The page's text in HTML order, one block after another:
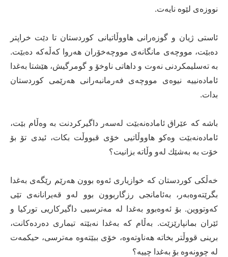
نووزه‌ی لێوه‌ نایەت.
ئاستی ژیان و گوزه‌رانی هاووڵاتیانی كوردستان تا دێت خراپتر
ده‌بێت، مووچه‌ی مانگانه‌ی مووچه‌خۆران هه‌روا كه‌ڵه‌كه‌ ده‌بێت.
به‌ ته‌سلیمكردنی نه‌وت و داهاتی ناوخۆ و گومرگیش، هێشتا به‌غدا
ئاماده‌نییه‌ نیوه‌ی مووچه‌ی فه‌رمانبه‌رانی هه‌رێمی کوردستان
بدات.
باشه‌ كه‌ عێراق ئاماده‌نه‌بێت له‌سه‌ر داگیركردنت به‌ وه‌ڵام بێت،
ئاماده‌نه‌بێت وه‌كو هاووڵاتیی خۆی قبووڵت بكات، ئیدی تۆ بۆ
خۆت به‌ به‌شێك له‌و وڵاته‌ بزانیت؟
خه‌ڵكی كوردستان كه‌ خوازیاری ئه‌وه‌ بوون هه‌رێم رێگه‌ی به‌غدا
بگرێته‌وه‌به‌ر، به‌ئامانجی رزگاربوون بوو له‌و قه‌یرانانه‌ی تێی
كه‌وتووین. بۆ ئه‌وه‌بوو به‌غدا له‌ مه‌ترسیی داگیركاریی توركیا و
ئێران بمانپارێزێت. به‌ڵام كه‌ به‌غدا نه‌بێته‌ تیماری ده‌رده‌كانت،
برینی قووڵتر بخاته‌ هه‌ناوته‌وه‌، خۆی ببێته‌وه‌ مه‌ترسی، حیكمه‌ت
له‌ چوونه‌وه‌ بۆ به‌غدا چییه‌؟